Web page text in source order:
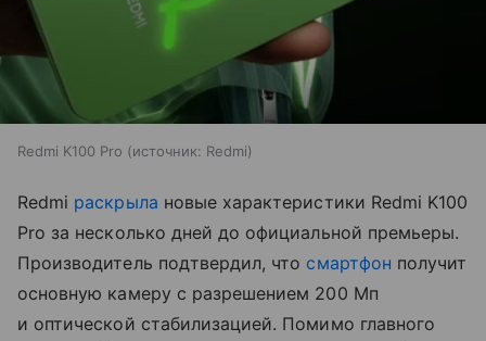
Redmi K100 Pro источник: Redmi
Redmi раскрыла новые характеристики Redmi K100
Pro за несколько дней до официальной премьеры.
Производитель подтвердил, что смартфон получит
основную камеру с разрешением 200 Мп
и оптической стабилизацией. Помимо главного